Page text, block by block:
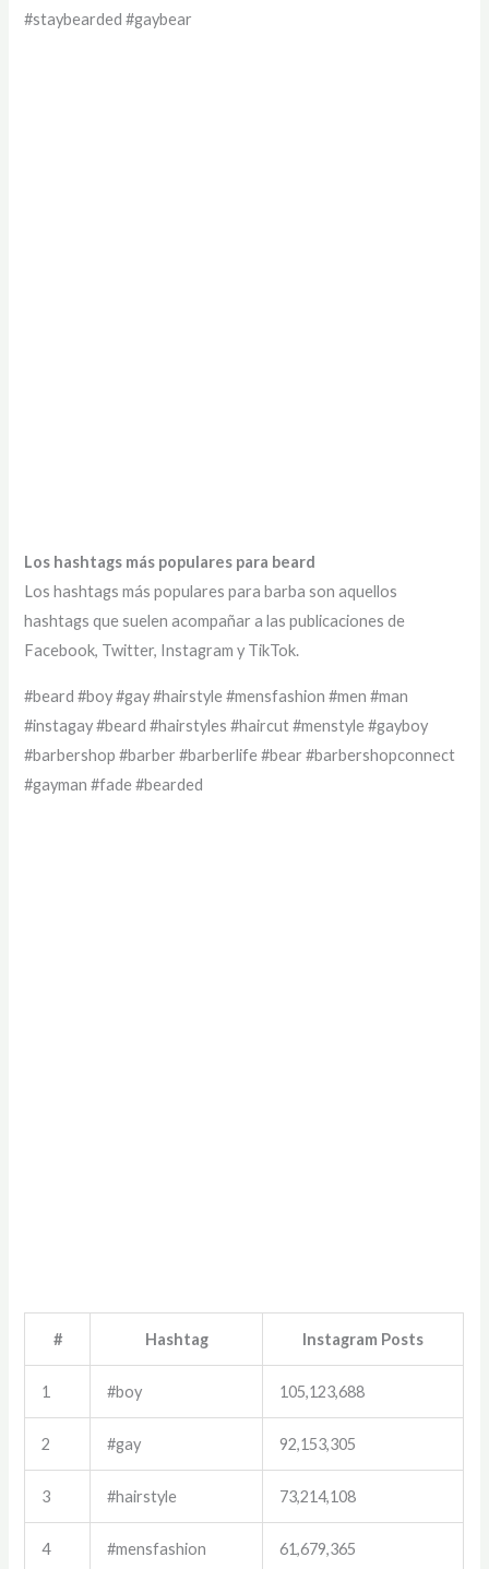
#staybearded #gaybear
Los hashtags más populares para beard
Los hashtags más populares para barba son aquellos
hashtags que suelen acompañar a las publicaciones de
Facebook, Twitter, Instagram y TikTok.
#beard #boy #gay #hairstyle #mensfashion #men #man
#instagay #beard #hairstyles #haircut #menstyle #gayboy
#barbershop #barber #barberlife #bear #barbershopconnect
#gayman #fade #bearded
# Hashtag Instagram Posts
1 #boy 105,123,688
2 #gay 92,153,305
3 #hairstyle 73,214,108
4 #mensfashion 61,679,365